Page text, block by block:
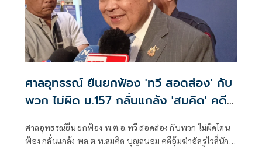
ศาลอุทธรณ์ ยืนยกฟ้อง 'ทวี สอดส่อง' กับ
พวก ไม่ผิด ม.157 กลั่นแกล้ง 'สมคิด' คดี
ศาลอุทธรณ์ยืน ยกฟ้อง พ.ต.อ.ทวี สอดส่อง กับพวก ไม่ผิดโดน
ฟ้อง กลั่นแกล้ง พล.ต.ท.สมคิด บุญถนอม คดีอุ้มฆ่าอัลรูไวลี่นัก